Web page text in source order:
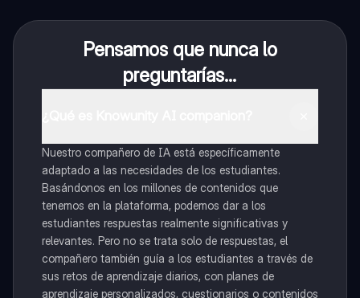
Pensamos que nunca lo
preguntarías...
Nuestro compañero de IA está específicamente
adaptado a las necesidades de los estudiantes.
Basándonos en los millones de contenidos que
tenemos en la plataforma, podemos dar a los
estudiantes respuestas realmente significativas y
relevantes. Pero no se trata solo de respuestas, el
compañero también guía a los estudiantes a través de
sus retos de aprendizaje diarios, con planes de
aprendizaje personalizados, cuestionarios o contenidos